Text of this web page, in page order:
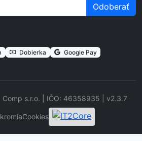
Odoberať
Dobierka
Google Pay
s.r.o. | IČO: 46358935 | v2.3.7
Cookies